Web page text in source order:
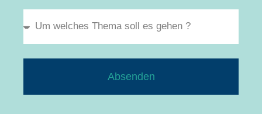
Absenden